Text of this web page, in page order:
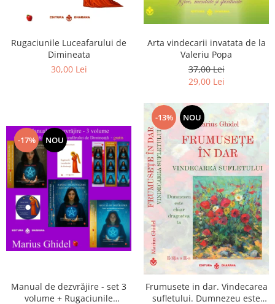
Rugaciunile Luceafarului de
Dimineata
30,00 Lei
Arta vindecarii invatata de la
Valeriu Popa
37,00 Lei
29,00 Lei
-17% NOU
Manual de dezvrăjire - set 3
volume + Rugaciunile
-13% NOU
Frumusete in dar. Vindecarea
sufletului. Dumnezeu este